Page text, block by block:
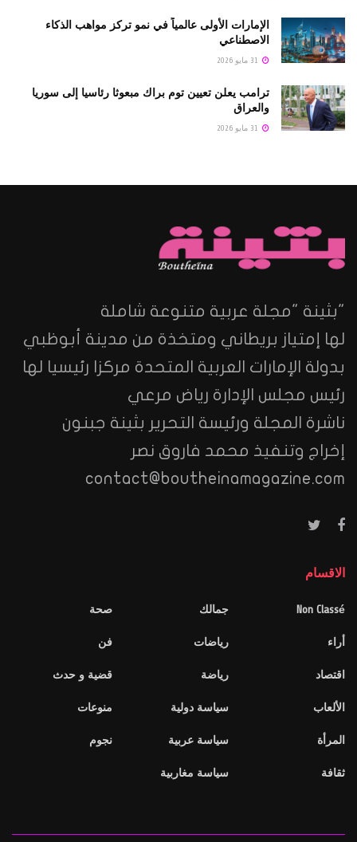
الإمارات الأولى عالمياً في نمو تركز مواهب الذكاء
الاصطناعي
ترامب يعلن تعيين توم براك مبعوثا رئاسيا إلى سوريا
والعراق
"بثينة "مجلة عربية متنوعة شاملة
لها إمتياز بريطاني ومتخذة من مدينة أبوظبي
بدولة الإمارات العربية المتحدة مركزا رئيسيا لها
رئيس مجلس الإدارة رياض مرعي
ناشرة المجلة ورئيسة التحرير بثينة جبنون
إخراج وتنفيذ محمد فاروق نصر
contact@boutheinamagazine.com
الاقسام
Non Classé
أراء
اقتصاد
الألعاب
المرأة
ثقافة
جمالك
رياضات
رياضة
سياسة دولية
سياسة عربية
سياسة مغاربية
صحة
فن
قضية و حدث
منوعات
نجوم